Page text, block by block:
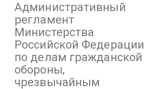
Административный
регламент
Министерства
Российской Федерации
по делам гражданской
обороны,
чрезвычайным